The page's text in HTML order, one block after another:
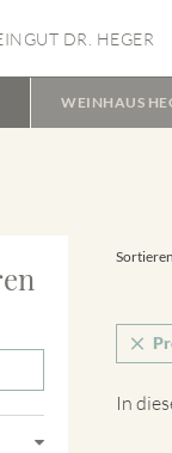
DR. HEGER
WEINHAUS
In